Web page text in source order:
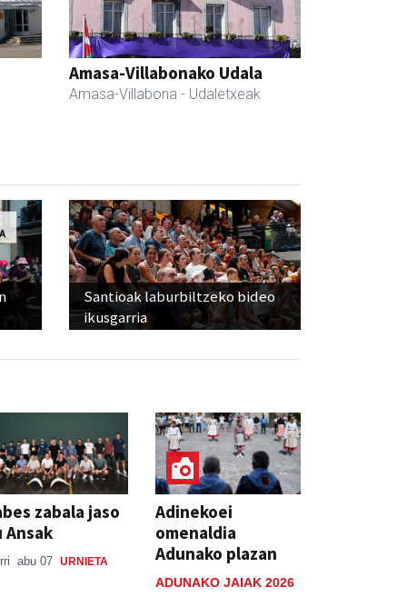
Amasa-Villabonako Udala
Amasa-Villabona - Udaletxeak
Santioak laburbiltzeko bideo
ikusgarria
zabala jaso
Ansak
abu 07 URNIETA
Adinekoei
omenaldia
Adunako plazan
ADUNAKO JAIAK 2026